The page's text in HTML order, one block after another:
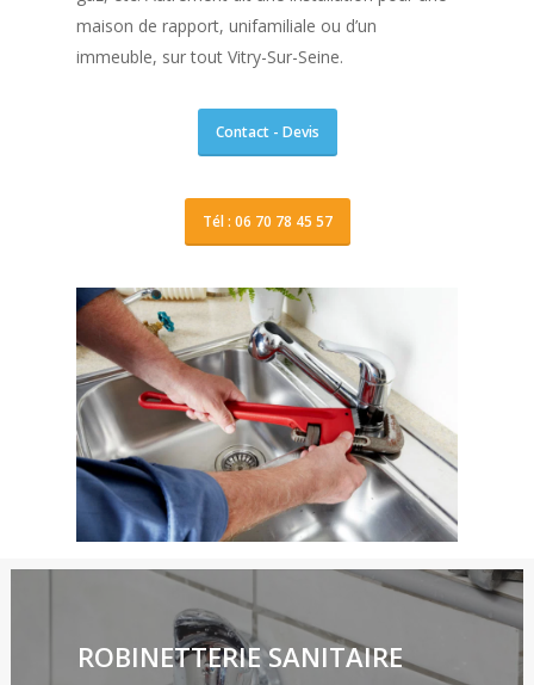
maison de rapport, unifamiliale ou d’un
immeuble, sur tout Vitry-Sur-Seine.
Contact - Devis
Tél : 06 70 78 45 57
ROBINETTERIE SANITAIRE